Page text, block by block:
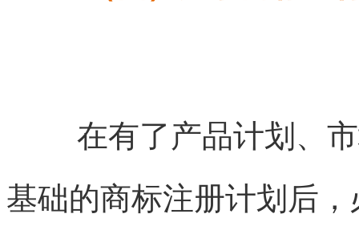
在有了产品计划、
基础的商标注册计划后